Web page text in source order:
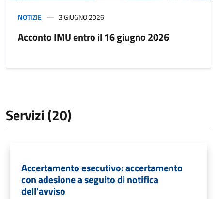
NOTIZIE 3 GIUGNO 2026
Acconto IMU entro il 16 giugno 2026
Servizi (20)
Accertamento esecutivo: accertamento
con adesione a seguito di notifica
dell'avviso